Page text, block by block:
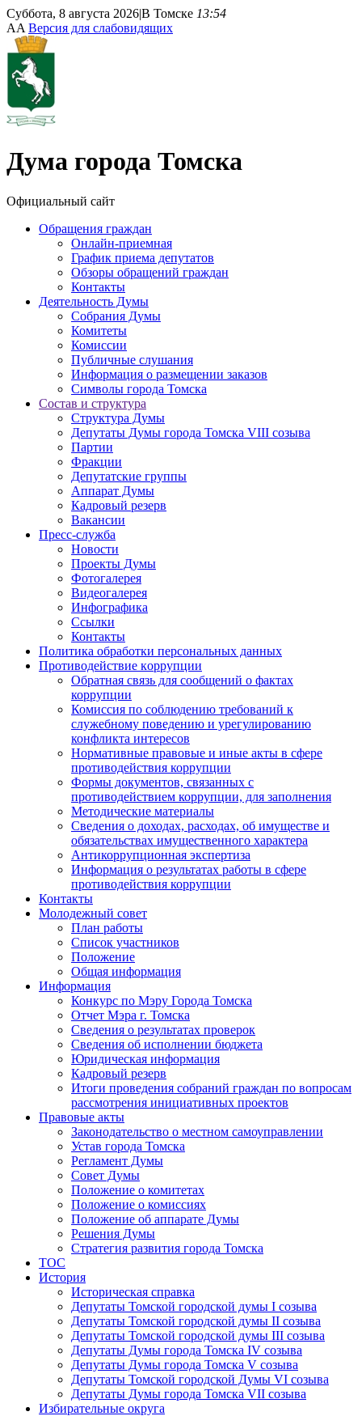
Суббота, 8 августа 2026|В Томске 13:54
AA Версия для слабовидящих
Дума города Томска
Официальный сайт
Обращения граждан
Онлайн-приемная
График приема депутатов
Обзоры обращений граждан
Контакты
Деятельность Думы
Собрания Думы
Комитеты
Комиссии
Публичные слушания
Информация о размещении заказов
Символы города Томска
Состав и структура
Структура Думы
Депутаты Думы города Томска VIII созыва
Партии
Фракции
Депутатские группы
Аппарат Думы
Кадровый резерв
Вакансии
Пресс-служба
Новости
Проекты Думы
Фотогалерея
Видеогалерея
Инфографика
Ссылки
Контакты
Политика обработки персональных данных
Прoтивoдeйствие кoрpупции
Обратная связь для сообщений о фактах
коррупции
Комиссия по соблюдению требований к
служебному поведению и урегулированию
конфликта интересов
Нормативные правовые и иные акты в сфере
противодействия коррупции
Формы документов, связанных с
противодействием коррупции, для заполнения
Методические материалы
Сведения о доходах, расходах, об имуществе и
обязательствах имущественного характера
Антикоррупционная экспертиза
Информация о результатах работы в сфере
противодействия коррупции
Контакты
Молодежный совет
План работы
Список участников
Положение
Общая информация
Информация
Конкурс по Мэру Города Томска
Отчет Мэра г. Томска
Сведения о результатах проверок
Сведения об исполнении бюджета
Юридическая информация
Кадровый резерв
Итоги проведения собраний граждан по вопросам
рассмотрения инициативных проектов
Правовые акты
Законодательство о местном самоуправлении
Устав города Томска
Регламент Думы
Совет Думы
Положение о комитетах
Положение о комиссиях
Положение об аппарате Думы
Решения Думы
Стратегия развития города Томска
ТОС
История
Историческая справка
Депутаты Томской городской думы I созыва
Депутаты Томской городской думы II созыва
Депутаты Томской городской думы III созыва
Депутаты Думы города Томска IV созыва
Депутаты Думы города Томска V созыва
Депутаты Томской городской Думы VI созыва
Депутаты Думы города Томска VII созыва
Избирательные округа